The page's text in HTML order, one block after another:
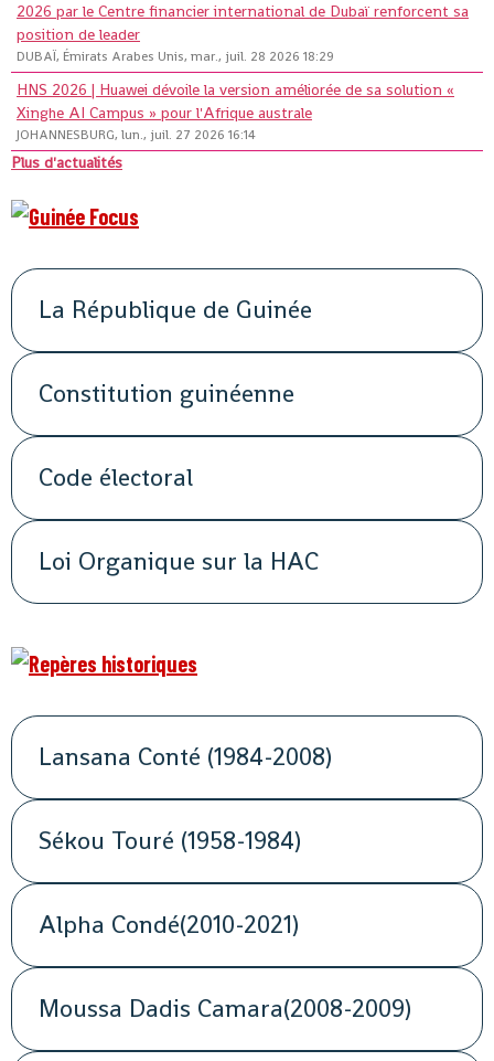
2026 par le Centre financier international de Dubaï renforcent sa
position de leader
DUBAÏ, Émirats Arabes Unis, mar., juil. 28 2026 18:29
HNS 2026 | Huawei dévoile la version améliorée de sa solution «
Xinghe AI Campus » pour l'Afrique australe
JOHANNESBURG, lun., juil. 27 2026 16:14
Plus d'actualités
La République de Guinée
Constitution guinéenne
Code électoral
Loi Organique sur la HAC
Lansana Conté (1984-2008)
Sékou Touré (1958-1984)
Alpha Condé(2010-2021)
Moussa Dadis Camara(2008-2009)